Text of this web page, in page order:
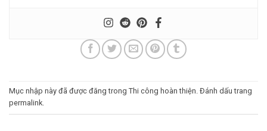
Mục nhập này đã được đăng trong Thi công hoàn thiện. Đánh dấu trang
permalink.